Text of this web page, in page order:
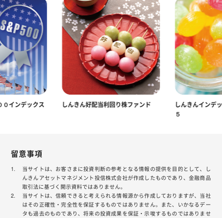
０インデックス しんきん好配当利回り株ファンド
しんきんインデ
５
留意事項
当サイトは、お客さまに投資判断の参考となる情報の提供を目的として、し
んきんアセットマネジメント投信株式会社が作成したものであり、金融商品
取引法に基づく開示資料ではありません。
当サイトは、信頼できると考えられる情報源から作成しておりますが、当社
はその正確性・完全性を保証するものではありません。また、いかなるデー
タも過去のものであり、将来の投資成果を保証・示唆するものではありませ